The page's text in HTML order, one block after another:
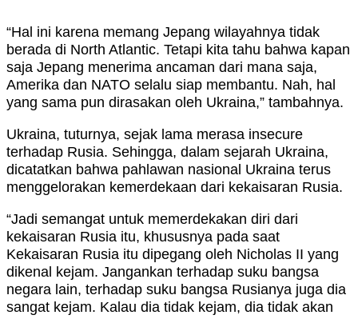
“Hal ini karena memang Jepang wilayahnya tidak
berada di North Atlantic. Tetapi kita tahu bahwa kapan
saja Jepang menerima ancaman dari mana saja,
Amerika dan NATO selalu siap membantu. Nah, hal
yang sama pun dirasakan oleh Ukraina,” tambahnya.
Ukraina, tuturnya, sejak lama merasa insecure
terhadap Rusia. Sehingga, dalam sejarah Ukraina,
dicatatkan bahwa pahlawan nasional Ukraina terus
menggelorakan kemerdekaan dari kekaisaran Rusia.
“Jadi semangat untuk memerdekakan diri dari
kekaisaran Rusia itu, khususnya pada saat
Kekaisaran Rusia itu dipegang oleh Nicholas II yang
dikenal kejam. Jangankan terhadap suku bangsa
negara lain, terhadap suku bangsa Rusianya juga dia
sangat kejam. Kalau dia tidak kejam, dia tidak akan